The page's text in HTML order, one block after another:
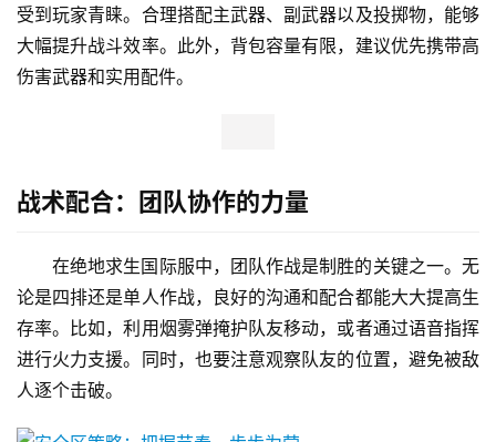
受到玩家青睐。合理搭配主武器、副武器以及投掷物，能够
大幅提升战斗效率。此外，背包容量有限，建议优先携带高
伤害武器和实用配件。
战术配合：团队协作的力量